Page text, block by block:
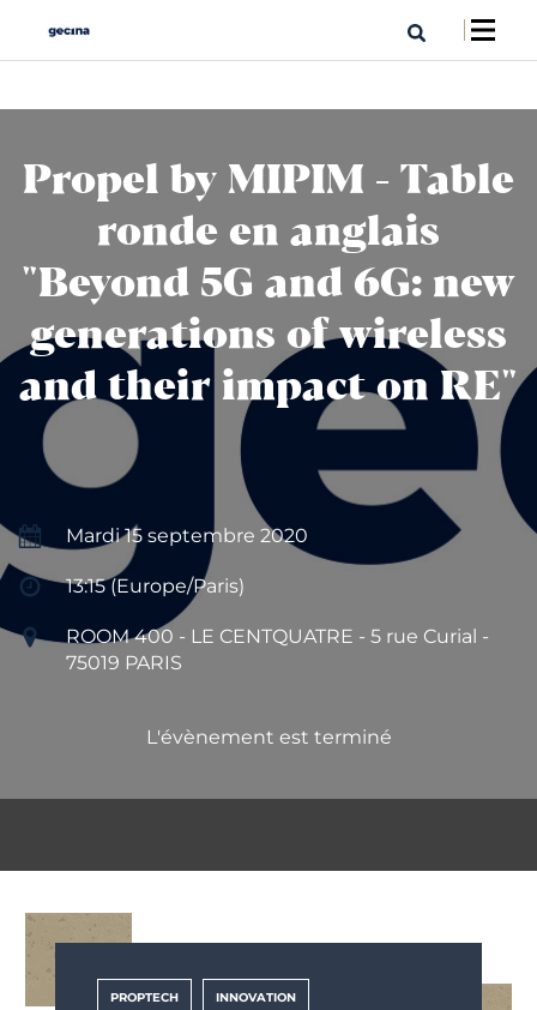
Propel by MIPIM - Table
ronde en anglais
"Beyond 5G and 6G: new
generations of wireless
and their impact on RE"
Mardi 15 septembre 2020
13:15 (Europe/Paris)
ROOM 400 - LE CENTQUATRE - 5 rue Curial -
75019 PARIS
L'évènement est terminé
PROPTECH INNOVATION